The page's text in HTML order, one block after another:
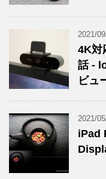
2021/
4K対
話 -
ビュ
2021/
iPad